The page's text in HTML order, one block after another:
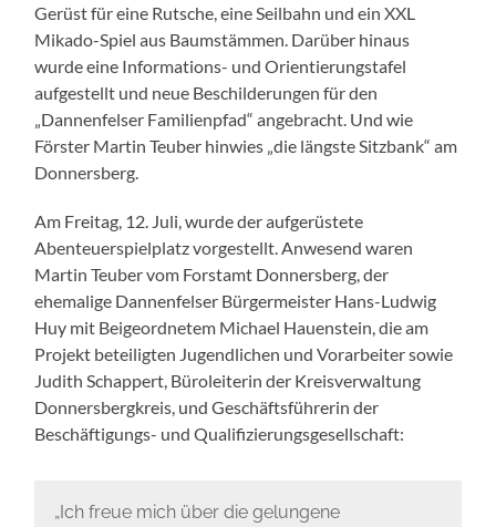
Gerüst für eine Rutsche, eine Seilbahn und ein XXL
Mikado-Spiel aus Baumstämmen. Darüber hinaus
wurde eine Informations- und Orientierungstafel
aufgestellt und neue Beschilderungen für den
„Dannenfelser Familienpfad“ angebracht. Und wie
Förster Martin Teuber hinwies „die längste Sitzbank“ am
Donnersberg.
Am Freitag, 12. Juli, wurde der aufgerüstete
Abenteuerspielplatz vorgestellt. Anwesend waren
Martin Teuber vom Forstamt Donnersberg, der
ehemalige Dannenfelser Bürgermeister Hans-Ludwig
Huy mit Beigeordnetem Michael Hauenstein, die am
Projekt beteiligten Jugendlichen und Vorarbeiter sowie
Judith Schappert, Büroleiterin der Kreisverwaltung
Donnersbergkreis, und Geschäftsführerin der
Beschäftigungs- und Qualifizierungsgesellschaft:
„Ich freue mich über die gelungene